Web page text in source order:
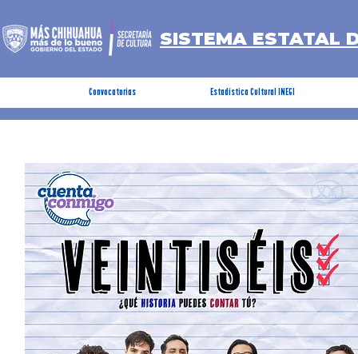
SISTEMA ESTATAL
Convocatorias Estadística Cultural INEGI